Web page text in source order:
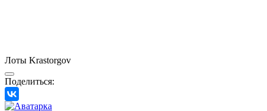
Лоты Krastorgov
Поделиться: